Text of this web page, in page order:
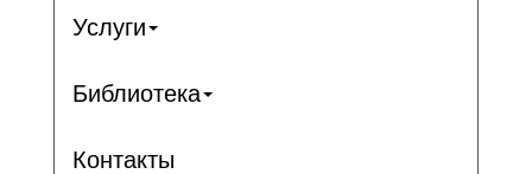
Услуги
Библиотека
Контакты